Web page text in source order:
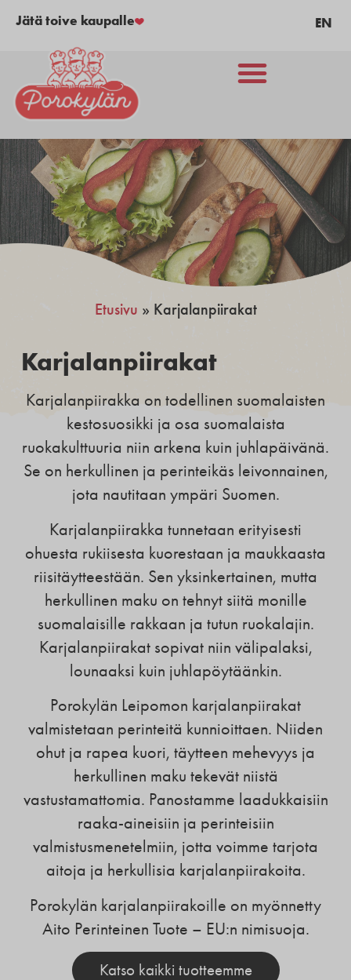
Jätä toive kaupalle EN
Etusivu » Karjalanpiirakat
Karjalanpiirakat
Karjalanpiirakka on todellinen suomalaisten
kestosuosikki ja osa suomalaista
ruokakulttuuria niin arkena kuin juhlapäivänä.
Se on herkullinen ja perinteikäs leivonnainen,
jota nautitaan ympäri Suomen.
Karjalanpiirakka tunnetaan erityisesti
ohuesta rukiisesta kuorestaan ja maukkaasta
riisitäytteestään. Sen yksinkertainen, mutta
herkullinen maku on tehnyt siitä monille
suomalaisille rakkaan ja tutun ruokalajin.
Karjalanpiirakat sopivat niin välipalaksi,
lounaaksi kuin juhlapöytäänkin.
Porokylän Leipomon karjalanpiirakat
valmistetaan perinteitä kunnioittaen. Niiden
ohut ja rapea kuori, täytteen mehevyys ja
herkullinen maku tekevät niistä
vastustamattomia. Panostamme laadukkaisiin
raaka-aineisiin ja perinteisiin
valmistusmenetelmiin, jotta voimme tarjota
aitoja ja herkullisia karjalanpiirakoita.
Porokylän karjalanpiirakoille on myönnetty
Aito Perinteinen Tuote – EU:n nimisuoja.
Katso kaikki tuotteemme